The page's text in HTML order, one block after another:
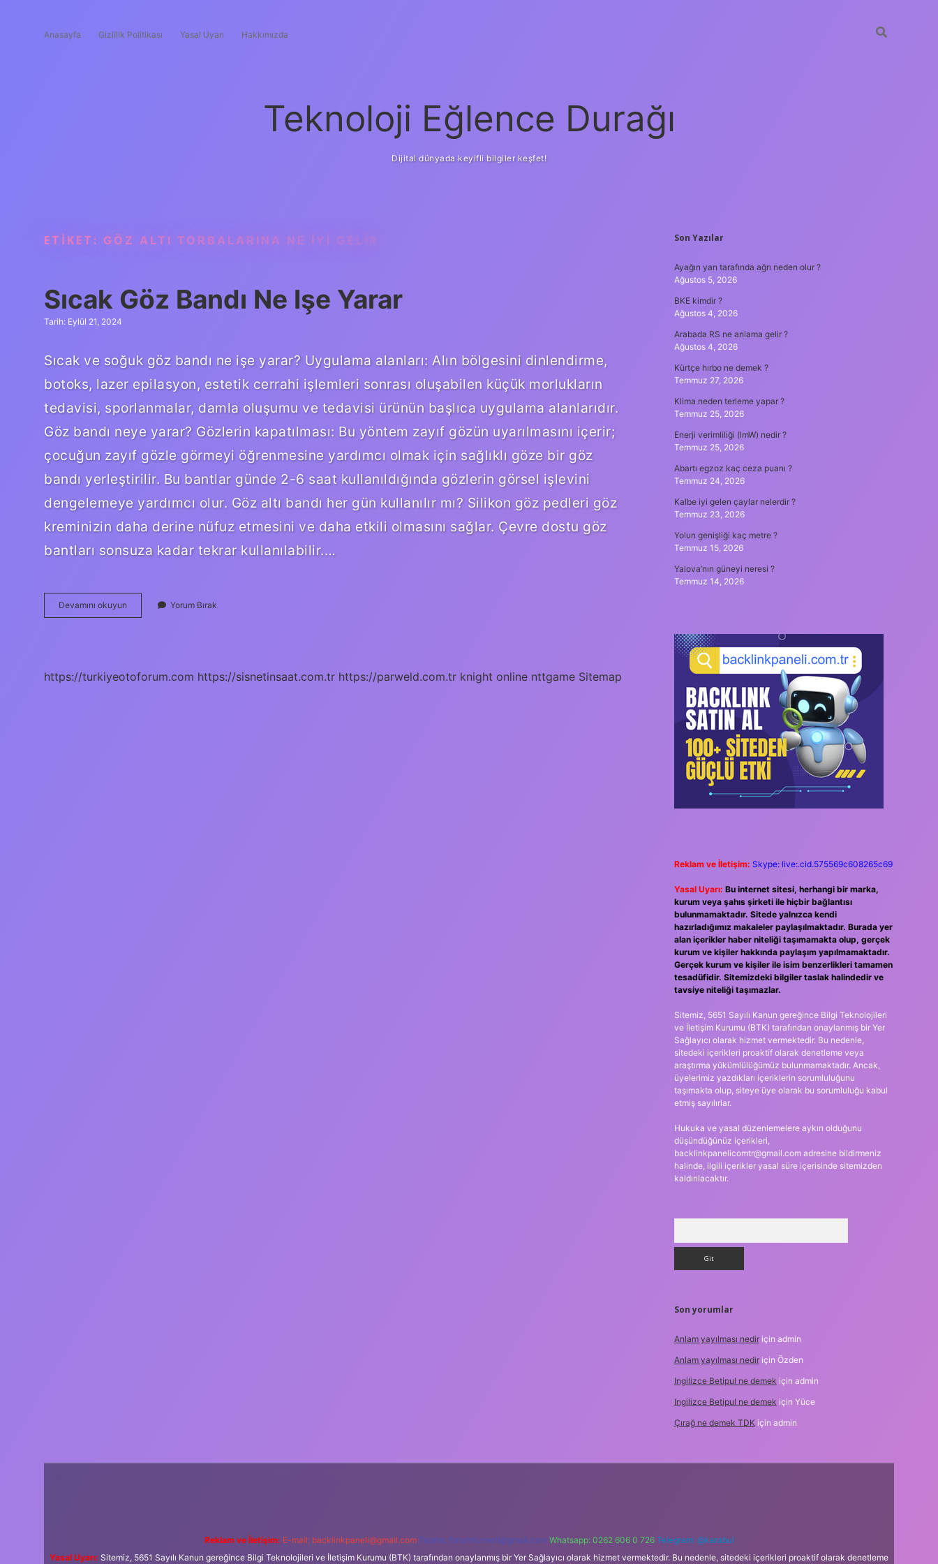
Anasayfa Gizlilik Politikası Yasal Uyarı Hakkımızda
Teknoloji Eğlence Durağı
Dijital dünyada keyifli bilgiler keşfet!
ETIKET: GÖZ ALTI TORBALARINA NE IYI GELIR
Sıcak Göz Bandı Ne Işe Yarar
Tarih: Eylül 21, 2024
Sıcak ve soğuk göz bandı ne işe yarar? Uygulama alanları: Alın bölgesini dinlendirme,
botoks, lazer epilasyon, estetik cerrahi işlemleri sonrası oluşabilen küçük morlukların
tedavisi, sporlanmalar, damla oluşumu ve tedavisi ürünün başlıca uygulama alanlarıdır.
Göz bandı neye yarar? Gözlerin kapatılması: Bu yöntem zayıf gözün uyarılmasını içerir;
çocuğun zayıf gözle görmeyi öğrenmesine yardımcı olmak için sağlıklı göze bir göz
bandı yerleştirilir. Bu bantlar günde 2-6 saat kullanıldığında gözlerin görsel işlevini
dengelemeye yardımcı olur. Göz altı bandı her gün kullanılır mı? Silikon göz pedleri göz
kreminizin daha derine nüfuz etmesini ve daha etkili olmasını sağlar. Çevre dostu göz
bantları sonsuza kadar tekrar kullanılabilir.…
Devamını okuyun
Göz
Yorum Bırak
https://turkiyeotoforum.com https://sisnetinsaat.com.tr https://parweld.com.tr knight online nttgame Sitemap
SIDEBAR
Son Yazılar
Ayağın yan tarafında ağrı neden olur ?
Ağustos 5, 2026
BKE kimdir ?
Ağustos 4, 2026
Arabada RS ne anlama gelir ?
Ağustos 4, 2026
Kürtçe hırbo ne demek ?
Temmuz 27, 2026
Klima neden terleme yapar ?
Temmuz 25, 2026
Enerji verimliliği (lmW) nedir ?
Temmuz 25, 2026
Abartı egzoz kaç ceza puanı ?
Temmuz 24, 2026
Kalbe iyi gelen çaylar nelerdir ?
Temmuz 23, 2026
Yolun genişliği kaç metre ?
Temmuz 15, 2026
Yalova’nın güneyi neresi ?
Temmuz 14, 2026
Reklam ve İletişim: Skype: live:.cid.575569c608265c69
Yasal Uyarı: Bu internet sitesi, herhangi bir marka,
kurum veya şahıs şirketi ile hiçbir bağlantısı
bulunmamaktadır. Sitede yalnızca kendi
hazırladığımız makaleler paylaşılmaktadır. Burada yer
alan içerikler haber niteliği taşımamakta olup, gerçek
kurum ve kişiler hakkında paylaşım yapılmamaktadır.
Gerçek kurum ve kişiler ile isim benzerlikleri tamamen
tesadüfidir. Sitemizdeki bilgiler taslak halindedir ve
tavsiye niteliği taşımazlar.
Sitemiz, 5651 Sayılı Kanun gereğince Bilgi Teknolojileri
ve İletişim Kurumu (BTK) tarafından onaylanmış bir Yer
Sağlayıcı olarak hizmet vermektedir. Bu nedenle,
sitedeki içerikleri proaktif olarak denetleme veya
araştırma yükümlülüğümüz bulunmamaktadır. Ancak,
üyelerimiz yazdıkları içeriklerin sorumluluğunu
taşımakta olup, siteye üye olarak bu sorumluluğu kabul
etmiş sayılırlar.
Hukuka ve yasal düzenlemelere aykırı olduğunu
düşündüğünüz içerikleri,
backlinkpanelicomtr@gmail.comadresine bildirmeniz
halinde, ilgili içerikler yasal süre içerisinde sitemizden
kaldırılacaktır.
Son yorumlar
Anlam yayılması nediriçin admin
Anlam yayılması nediriçin Özden
Ingilizce Betipul ne demek için admin
Ingilizce Betipul ne demek için Yüce
Çırağ ne demek TDKiçin admin
Reklam ve İletişim: E-mail: backlinkpaneli@gmail.com Teams: forumhizmeti@gmail.com Whatsapp: 0262 606 0 726 Telegram: @karabul
Yasal Uyarı: Sitemiz, 5651 Sayılı Kanun gereğince Bilgi Teknolojileri ve İletişim Kurumu (BTK) tarafından onaylanmış bir Yer Sağlayıcı olarak hizmet vermektedir. Bu nedenle, sitedeki içerikleri proaktif olarak denetleme